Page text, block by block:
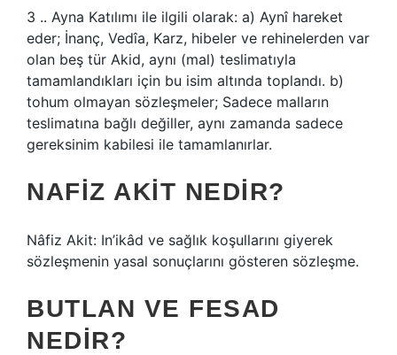
3 .. Ayna Katılımı ile ilgili olarak: a) Aynî hareket
eder; İnanç, Vedîa, Karz, hibeler ve rehinelerden var
olan beş tür Akid, aynı (mal) teslimatıyla
tamamlandıkları için bu isim altında toplandı. b)
tohum olmayan sözleşmeler; Sadece malların
teslimatına bağlı değiller, aynı zamanda sadece
gereksinim kabilesi ile tamamlanırlar.
NAFIZ AKIT NEDIR?
Nâfiz Akit: In’ikâd ve sağlık koşullarını giyerek
sözleşmenin yasal sonuçlarını gösteren sözleşme.
BUTLAN VE FESAD
NEDIR?